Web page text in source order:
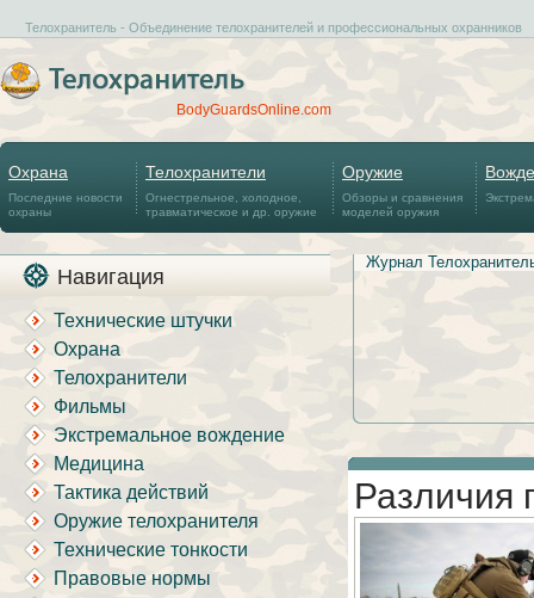
Телохранитель - Объединение телохранителей и профессиональных охранников
BodyGuardsOnline.com
Охрана
Последние новости
охраны
Телохранители
Огнестрельное, холодное,
травматическое и др. оружие
Оружие
Обзоры и сравнения
моделей оружия
Навигация
Технические штучки
Охрана
Телохранители
Фильмы
Экстремальное вождение
Медицина
Тактика действий
Оружие телохранителя
Технические тонкости
Правовые нормы
Журнал
Различия